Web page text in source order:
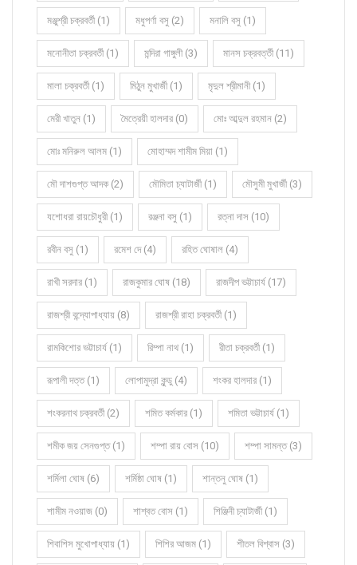
মঞ্জুশ্রী চক্রবর্তী (1) মধুপর্ণা বসু (2) মনালি বসু (1)
মনোনীতা চক্রবর্তী (1) মন্দিরা গাঙ্গুলী (3) মানস চক্রবর্ত্তী (11)
মালা চক্রবর্তী (1) মিঠুন মুখার্জী (1) মৃদুল শ্রীমানী (1)
মেরী খাতুন (1) মৈত্রেয়ী হালদার (0) মোঃ আব্দুল রহমান (2)
মোঃ মনিরুল আলম (1) মোহাম্মদ শামীম মিয়া (1)
মৌ দাশগুপ্ত আদক (2) মৌমিতা চ্যাটার্জী (1) মৌসুমী মুখার্জী (3)
যশোধরা রায়চৌধুরী (1) রঞ্জনা বসু (1) রত্না দাস (10)
রবীন বসু (1) রমেশ দে (4) রহিত ঘোষাল (4)
রাখী সরদার (1) রাজকুমার ঘোষ (18) রাজদীপ ভট্টাচার্য (17)
রাজশ্রী বন্দ্যোপাধ্যায় (8) রাজশ্রী রাহা চক্রবর্তী (1)
রামকিশোর ভট্টাচার্য (1) রিম্পা নাথ (1) রীতা চক্রবর্তী (1)
রূপালী দত্ত (1) লোপামুদ্রা কুন্ডু (4) শংকর হালদার (1)
শংকরনাথ চক্রবর্তী (2) শমিত কর্মকার (1) শমিতা ভট্টাচার্য (1)
শমীক জয় সেনগুপ্ত (1) শম্পা রায় বোস (10) শম্পা সামন্ত (3)
শর্মিলা ঘোষ (6) শর্মিষ্ঠা ঘোষ (1) শান্তনু ঘোষ (1)
শামীম নওয়াজ (0) শাশ্বত বোস (1) শিঞ্জিনী চ্যাটার্জী (1)
শিবাশিস মুখোপাধ্যায় (1) শিশির আজম (1) শীতল বিশ্বাস (3)